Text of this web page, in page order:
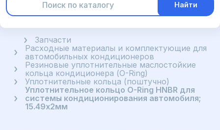
Найти
ГлавнаяЗапчасти
Расходные материалы и комплектующие для
автомобильных кондиционеров
Резиновые уплотнительные маслостойкие
кольца кондиционера (O-Ring)
Уплотнительные кольца (поштучно)
Уплотнительное кольцо O-Ring HNBR для
системы кондиционирования автомобиля;
15.49x2мм